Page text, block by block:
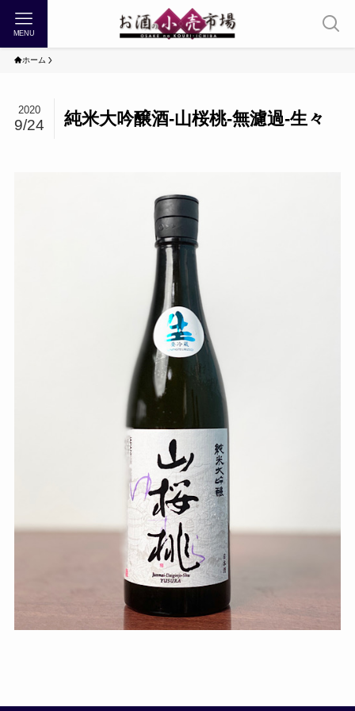
MENU
ホーム
純米大吟醸酒-山桜桃-無濾過-生々
2020
9/24